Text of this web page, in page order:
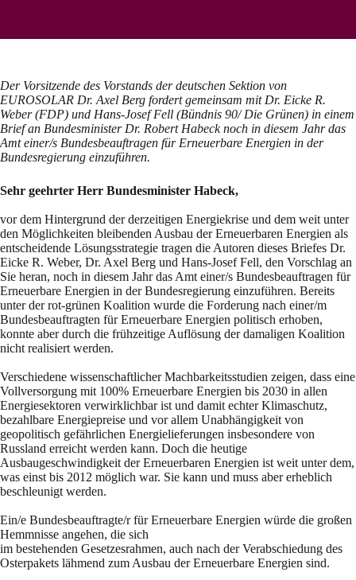
Der Vorsitzende des Vorstands der deutschen Sektion von
EUROSOLAR Dr. Axel Berg fordert gemeinsam mit Dr. Eicke R.
Weber (FDP) und Hans-Josef Fell (Bündnis 90/ Die Grünen) in einem
Brief an Bundesminister Dr. Robert Habeck noch in diesem Jahr das
Amt einer/s Bundesbeauftragen für Erneuerbare Energien in der
Bundesregierung einzuführen.
Sehr geehrter Herr Bundesminister Habeck,
vor dem Hintergrund der derzeitigen Energiekrise und dem weit unter
den Möglichkeiten bleibenden Ausbau der Erneuerbaren Energien als
entscheidende Lösungsstrategie tragen die Autoren dieses Briefes Dr.
Eicke R. Weber, Dr. Axel Berg und Hans-Josef Fell, den Vorschlag an
Sie heran, noch in diesem Jahr das Amt einer/s Bundesbeauftragen für
Erneuerbare Energien in der Bundesregierung einzuführen. Bereits
unter der rot-grünen Koalition wurde die Forderung nach einer/m
Bundesbeauftragten für Erneuerbare Energien politisch erhoben,
konnte aber durch die frühzeitige Auflösung der damaligen Koalition
nicht realisiert werden.
Verschiedene wissenschaftlicher Machbarkeitsstudien zeigen, dass eine
Vollversorgung mit 100% Erneuerbare Energien bis 2030 in allen
Energiesektoren verwirklichbar ist und damit echter Klimaschutz,
bezahlbare Energiepreise und vor allem Unabhängigkeit von
geopolitisch gefährlichen Energielieferungen insbesondere von
Russland erreicht werden kann. Doch die heutige
Ausbaugeschwindigkeit der Erneuerbaren Energien ist weit unter dem,
was einst bis 2012 möglich war. Sie kann und muss aber erheblich
beschleunigt werden.
Ein/e Bundesbeauftragte/r für Erneuerbare Energien würde die großen
Hemmnisse angehen, die sich
im bestehenden Gesetzesrahmen, auch nach der Verabschiedung des
Osterpakets lähmend zum Ausbau der Erneuerbare Energien sind.